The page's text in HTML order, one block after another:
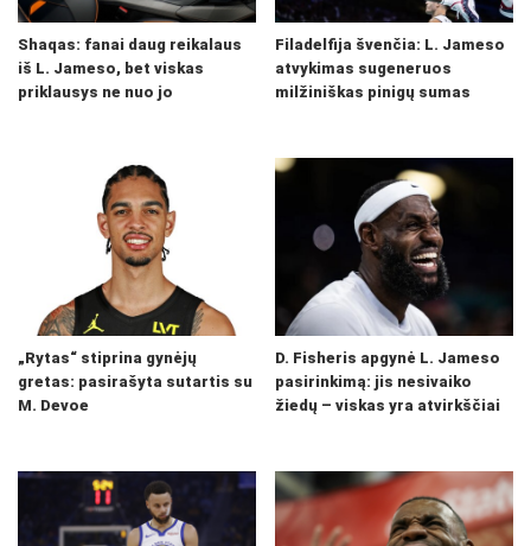
Shaqas: fanai daug reikalaus
iš L. Jameso, bet viskas
priklausys ne nuo jo
Filadelfija švenčia: L. Jameso
atvykimas sugeneruos
milžiniškas pinigų sumas
„Rytas“ stiprina gynėjų
gretas: pasirašyta sutartis su
M. Devoe
D. Fisheris apgynė L. Jameso
pasirinkimą: jis nesivaiko
žiedų – viskas yra atvirkščiai